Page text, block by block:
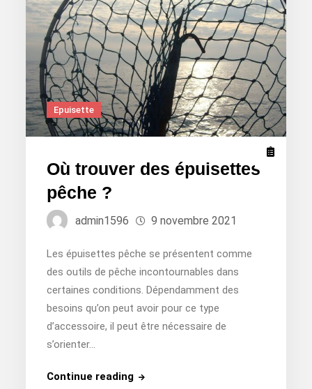
Epuisette
Où trouver des épuisettes
pêche ?
admin1596 9 novembre 2021
Les épuisettes pêche se présentent comme
des outils de pêche incontournables dans
certaines conditions. Dépendamment des
besoins qu’on peut avoir pour ce type
d’accessoire, il peut être nécessaire de
s’orienter…
Continue readingOù